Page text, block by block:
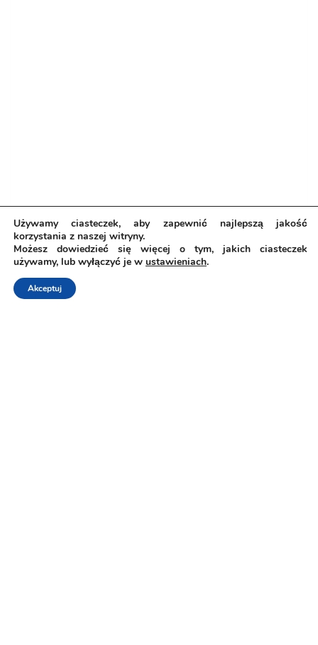
Używamy ciasteczek, aby zapewnić najlepszą jakość
korzystania z naszej witryny.
Możesz dowiedzieć się więcej o tym, jakich ciasteczek
używamy, lub wyłączyć je w ustawieniach.
Akceptuj